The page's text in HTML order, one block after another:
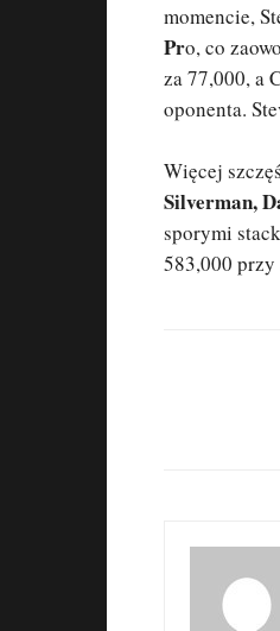
momencie,
Pro, co
za 77,000, a
oponenta.
Więcej
Silverman,
sporymi
583,000